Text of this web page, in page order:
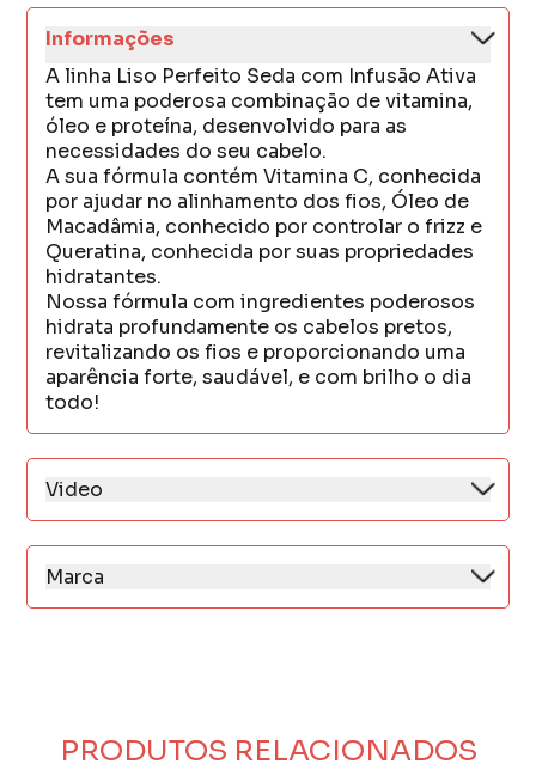
Informações
A linha Liso Perfeito Seda com Infusão Ativa
tem uma poderosa combinação de vitamina,
óleo e proteína, desenvolvido para as
necessidades do seu cabelo.
A sua fórmula contém Vitamina C, conhecida
por ajudar no alinhamento dos fios, Óleo de
Macadâmia, conhecido por controlar o frizz e
Queratina, conhecida por suas propriedades
hidratantes.
Nossa fórmula com ingredientes poderosos
hidrata profundamente os cabelos pretos,
revitalizando os fios e proporcionando uma
aparência forte, saudável, e com brilho o dia
todo!
Video
Marca
Seda é uma das marcas de cuidados capilares
que acompanham as tendências e reforçam o
PRODUTOS RELACIONADOS